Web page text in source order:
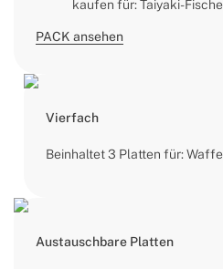
kaufen für: Taiyaki-
PACK ansehen
Vierfach
Beinhaltet 3 Platten für:
Austauschbare Platten